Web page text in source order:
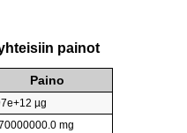
painot
Paino
µg
mg